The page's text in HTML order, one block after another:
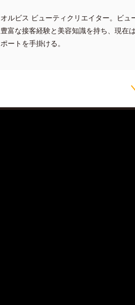
オルビス ビューティクリエイター。ビュ
豊富な接客経験と美容知識を持ち、現在
ポートを手掛ける。